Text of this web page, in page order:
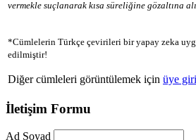
vermekle suçlanarak kısa süreliğine gözaltına
*Cümlelerin Türkçe çevirileri bir yapay zeka
edilmiştir!
Diğer cümleleri görüntülemek için üye
İletişim Formu
Ad Soyad